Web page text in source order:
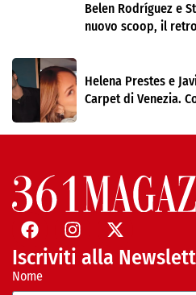
Belen Rodríguez e
nuovo scoop, il
Helena Prestes e
Carpet di Venezia.
Iscriviti alla
Nome